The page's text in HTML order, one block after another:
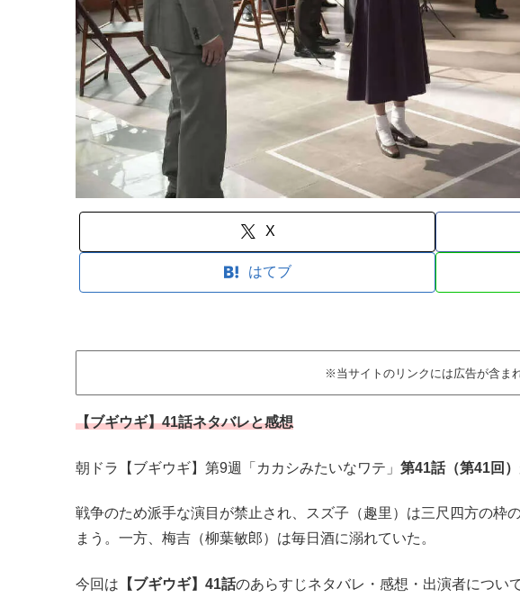
X
はてブ
※当サイトのリンクには広告が含ま
【ブギウギ】41話ネタバレと感想
朝ドラ【ブギウギ】第9週「カカシみたいなワテ」 第41話（第41回）
戦争のため派手な演目が禁止され、スズ子（趣里）は三尺四方の枠
まう。一方、梅吉（柳葉敏郎）は毎日酒に溺れていた。
今回は 【ブギウギ】41話のあらすじネタバレ・感想・出演者につい